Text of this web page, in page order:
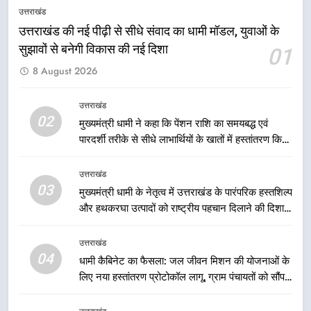
उत्तराखंड
उत्तराखंड की नई पीढ़ी से सीधे संवाद का धामी मॉडल, युवाओं के
सुझावों से बनेगी विकास की नई दिशा
01
8 August 2026
02
उत्तराखंड
मुख्यमंत्री धामी ने कहा कि पेंशन राशि का समयबद्ध एवं
पारदर्शी तरीके से सीधे लाभार्थियों के खातों में हस्तांतरण किया
लाभ मिल रहा है
03
उत्तराखंड
मुख्यमंत्री धामी के नेतृत्व में उत्तराखंड के पारंपरिक हस्तशिल्प
और हथकरघा उत्पादों को राष्ट्रीय पहचान दिलाने की दिशा में
04
उत्तराखंड
धामी कैबिनेट का फैसला: जल जीवन मिशन की योजनाओं के
लिए नया हस्तांतरण प्रोटोकॉल लागू, ग्राम पंचायतों को सौंपने
स्टेशन पर अछनेरा-टनकपुर एक्सप्रेस का
ठहराव हुआ स्वीकृत
उत्तराखंड
धामी मॉडल, युवाओं के सुझावों से बनेगी
विकास की नई दिशा
उत्तराखंड
2
मुख्यमंत्री धामी ने कहा कि पेंशन राशि का
समयबद्ध एवं पारदर्शी तरीके से सीधे
योजनाओं का सीधे लाभ मिल रहा है
3
मुख्यमंत्री धामी के नेतृत्व में उत्तराखंड के